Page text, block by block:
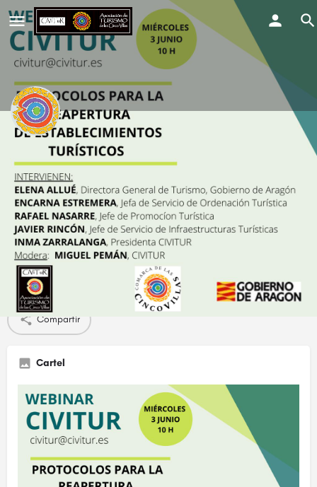
Webinar: PROTOCOLOS PARA LA
REAPERTURA DE ESTABLECIMIENTOS
TURÍSTICOS
El evento comienza
junio 3, 2020
Detalles
Compartir
Cartel